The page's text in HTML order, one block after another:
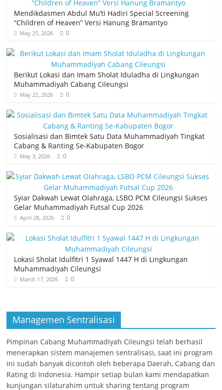
Mendikdasmen Abdul Mu’ti Hadiri Special Screening
“Children of Heaven” Versi Hanung Bramantyo
May 25, 2026 0
Berikut Lokasi dan Imam Sholat Iduladha di Lingkungan
Muhammadiyah Cabang Cileungsi
May 22, 2026 0
Sosialisasi dan Bimtek Satu Data Muhammadiyah Tingkat
Cabang & Ranting Se-Kabupaten Bogor
May 3, 2026 0
Syiar Dakwah Lewat Olahraga, LSBO PCM Cileungsi Sukses
Gelar Muhammadiyah Futsal Cup 2026
April 28, 2026 0
Lokasi Sholat Idulfitri 1 Syawal 1447 H di Lingkungan
Muhammadiyah Cileungsi
March 17, 2026 0
Managemen Sentralisasi
Pimpinan Cabang Muhammadiyah Cileungsi telah berhasil
menerapkan sistem manajemen sentralisasi, saat ini program
ini sudah banyak dicontoh oleh beberapa Daerah, Cabang dan
Rating di Indonesia. Hampir setiap bulan kami mendapatkan
kunjungan silaturahim untuk sharing tentang program